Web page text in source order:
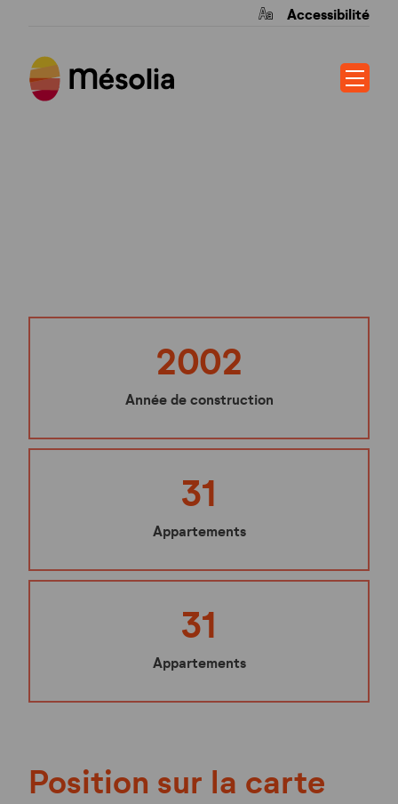
Accessibilité
2002
Année de construction
31
Appartements
31
Appartements
Position sur la carte